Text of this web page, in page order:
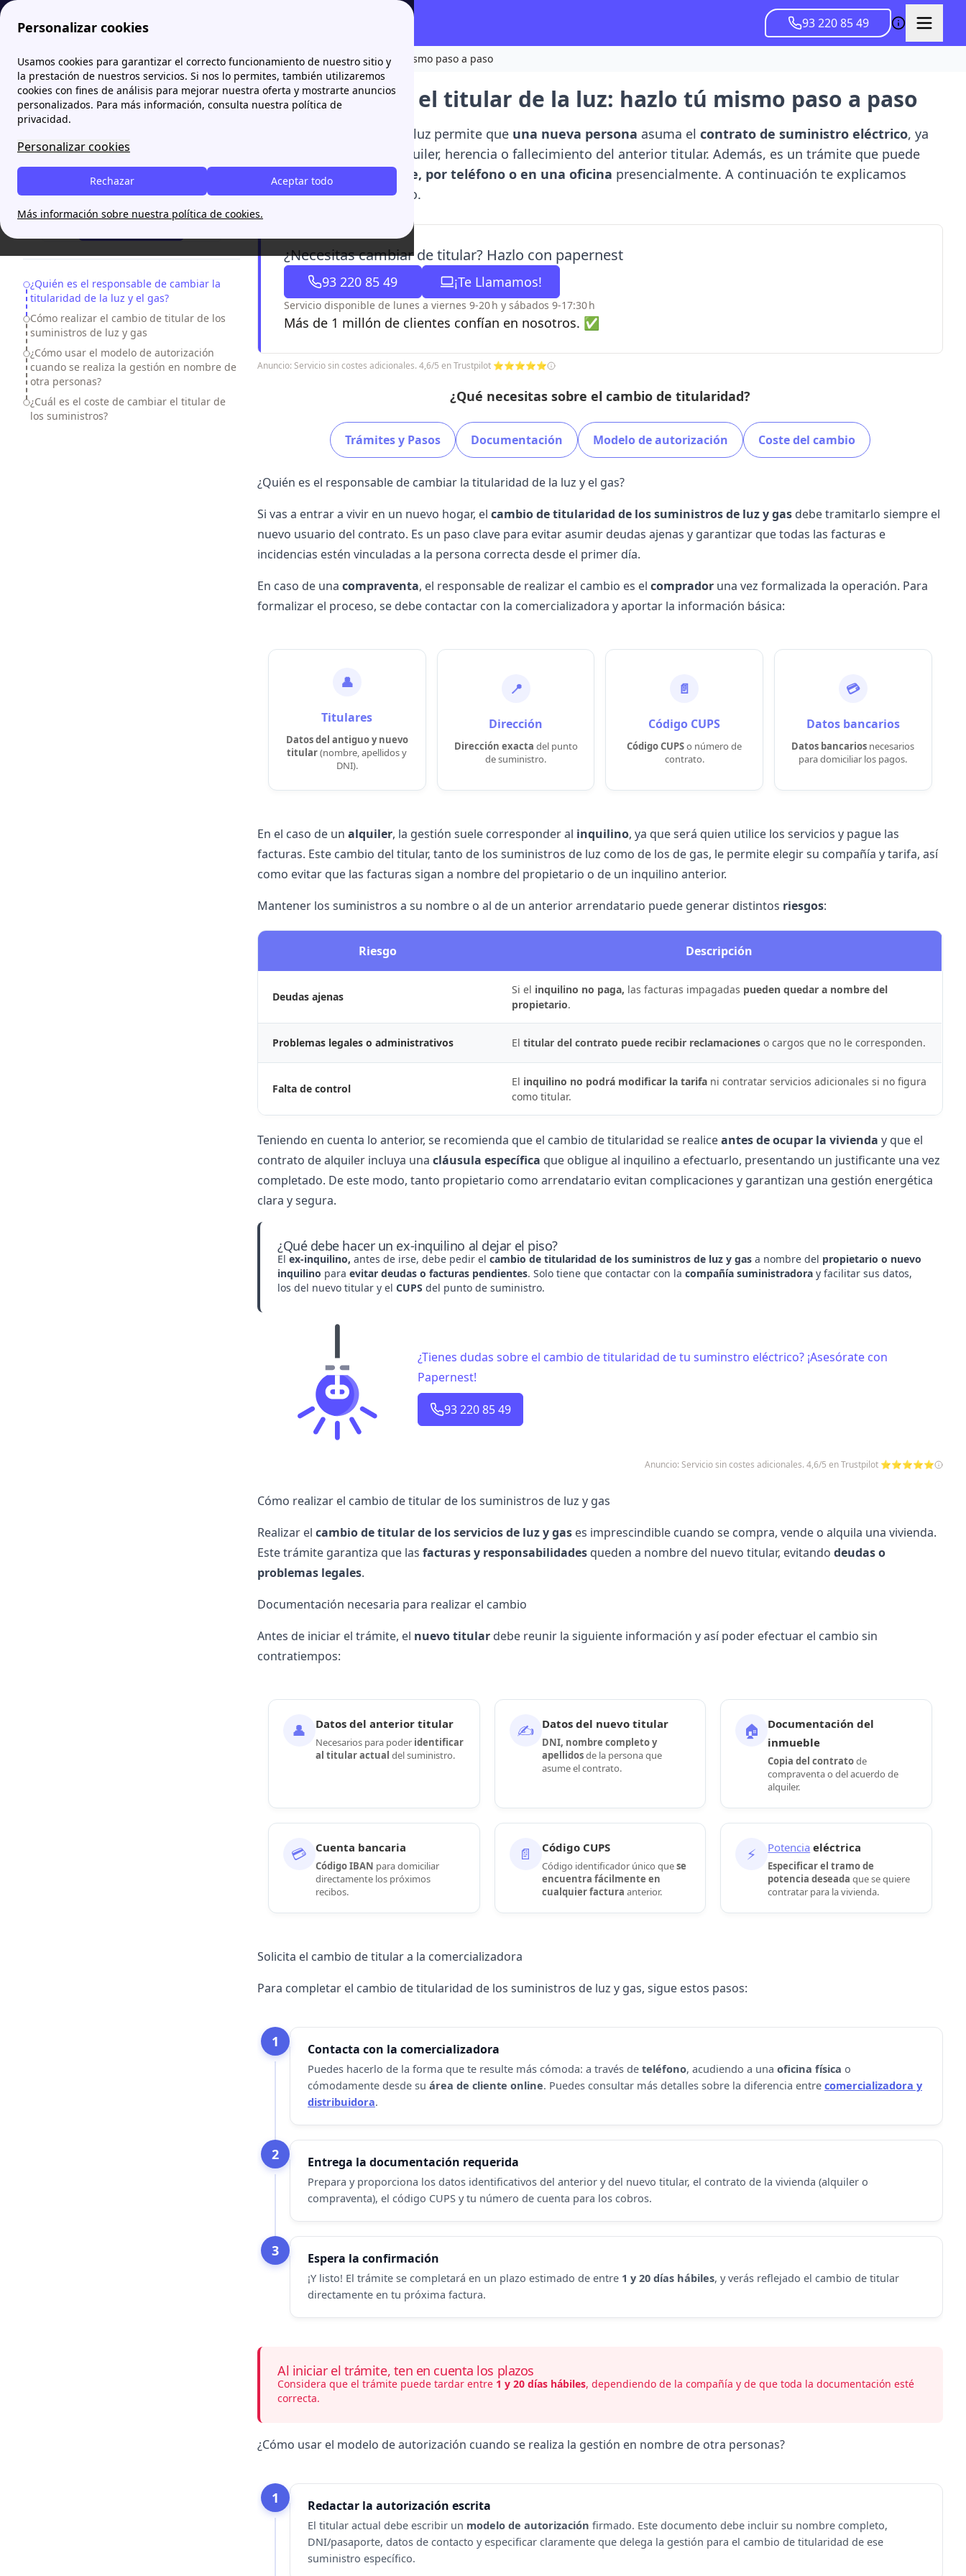
Personalizar cookies
Usamos cookies para garantizar el correcto funcionamiento de nuestro sitio y
la prestación de nuestros servicios. Si nos lo permites, también utilizaremos
cookies con fines de análisis para mejorar nuestra oferta y mostrarte anuncios
personalizados. Para más información, consulta nuestra política de
privacidad.
Personalizar cookies
Aceptar todo
Rechazar
Más información sobre nuestra política de cookies.
93 220 85 49
Papernest.es Trámites Luz y Gas Cómo cambiar el titular de la luz: hazlo tú mismo paso a paso
¿Necesitas ayuda?
Table of Contents
¿Quién es el responsable de cambiar la
titularidad de la luz y el gas?
Cómo realizar el cambio de titular de los
suministros de luz y gas
¿Cómo usar el modelo de autorización
cuando se realiza la gestión en nombre de
otra personas?
¿Cuál es el coste de cambiar el titular de
los suministros?
Cómo cambiar el titular de la luz: hazlo tú mismo paso a paso
El cambio de titular de la luz permite que una nueva persona asuma el contrato de suministro eléctrico, ya
sea por compraventa, alquiler, herencia o fallecimiento del anterior titular. Además, es un trámite que puede
realizarse de forma
online, por teléfono o en una oficina presencialmente. A continuación te explicamos
como hacerlo paso a paso.
¿Necesitas cambiar de titular? Hazlo con papernest
93 220 85 49 ¡Te Llamamos!
Servicio disponible de lunes a viernes 9-20 h y sábados 9-17:30 h
Más de 1 millón de clientes confían en nosotros. ✅
Anuncio: Servicio sin costes adicionales. 4,6/5 en Trustpilot ⭐⭐⭐⭐⭐
¿Qué necesitas sobre el cambio de titularidad?
Trámites y Pasos Documentación Modelo de autorización Coste del cambio
¿Quién es el responsable de cambiar la titularidad de la luz y el gas?
Si vas a entrar a vivir en un nuevo hogar, el cambio de titularidad de los suministros de luz y gas debe tramitarlo siempre el
nuevo usuario del contrato. Es un paso clave para evitar asumir deudas ajenas y garantizar que todas las facturas e
incidencias estén vinculadas a la persona correcta desde el primer día.
En caso de una compraventa, el responsable de realizar el cambio es el compradoruna vez formalizada la operación. Para
formalizar el proceso, se debe contactar con la comercializadora y aportar la información básica:
👤
Titulares
Datos del antiguo y nuevo
titular(nombre, apellidos y
DNI).
📍
Dirección
Dirección exacta del punto
de suministro.
📄
Código CUPS
CódigoCUPSo número de
contrato.
💳
Datos bancarios
Datos bancarios necesarios
para domiciliar los pagos.
En el caso de un alquiler, la gestión suele corresponder al inquilino, ya que será quien utilice los servicios y pague las
facturas. Este cambio del titular, tanto de los suministros de luz como de los de gas, le permite elegir su compañía y tarifa, así
como evitar que las facturas sigan a nombre del propietario o de un inquilino anterior.
Mantener los suministros a su nombre o al de un anterior arrendatario puede generar distintos riesgos:
Riesgo Descripción
Deudas ajenas
Si el inquilino no paga, las facturas impagadas pueden quedar a nombre del
propietario.
Problemas legales o administrativos El titular del contrato puede recibir reclamacioneso cargos que no le corresponden.
Falta de control
El inquilino no podrá modificar la tarifani contratar servicios adicionales si no figura
como titular.
Teniendo en cuenta lo anterior, se recomienda que el cambio de titularidad se realiceantes de ocupar la vivienda y que el
contrato de alquiler incluya una cláusula específica que obligue al inquilino a efectuarlo, presentando un justificante una vez
completado. De este modo, tanto propietario como arrendatario evitan complicaciones y garantizan una gestión energética
clara y segura.
¿Qué debe hacer un ex-inquilino al dejar el piso?
El ex-inquilino, antes de irse, debe pedir el cambio de titularidad de los suministros de luz y gasa nombre del propietario o nuevo
inquilino para evitar deudas o facturas pendientes. Solo tiene que contactar con la compañía suministradoray facilitar sus datos,
los del nuevo titular y el CUPS del punto de suministro.
¿Tienes dudas sobre el cambio de titularidad de tu suminstro eléctrico? ¡Asesórate con
Papernest!
93 220 85 49
Anuncio: Servicio sin costes adicionales. 4,6/5 en Trustpilot ⭐⭐⭐⭐⭐
Cómo realizar el cambio de titular de los suministros de luz y gas
Realizar el cambio de titular de los servicios de luz y gases imprescindible cuando se compra, vende o alquila una vivienda.
Este trámite garantiza que las facturasy responsabilidadesqueden a nombre del nuevo titular, evitando deudas o
problemas legales.
Documentación necesaria para realizar el cambio
Antes de iniciar el trámite, el nuevo titulardebe reunir la siguiente información y así poder efectuar el cambio sin
contratiempos:
👤 Datos del anterior titular
Necesarios para poder identificar
al titular actual del suministro.
✍️ Datos del nuevo titular
DNI, nombre completo y
apellidosde la persona que
asume el contrato.
🏠
Documentación del
inmueble
Copia del contratode
compraventa o del acuerdo de
alquiler.
💳 Cuenta bancaria
Código IBAN para domiciliar
directamente los próximos
recibos.
📄 Código CUPS
Código identificador único quese
encuentra fácilmente en
cualquier factura anterior.
⚡ Potencia eléctrica
Especificar el tramo de
potencia deseada que se quiere
contratar para la vivienda.
Solicita el cambio de titular a la comercializadora
Para completar el cambio de titularidad de los suministros de luz y gas, sigue estos pasos:
1 Contacta con la comercializadora
Puedes hacerlo de la forma que te resulte más cómoda: a través de teléfono, acudiendo a una oficina física o
cómodamente desde su área de cliente online. Puedes consultar más detalles sobre la diferencia entre comercializadora y
distribuidora.
2 Entrega la documentación requerida
Prepara y proporciona los datos identificativos del anterior y del nuevo titular, el contrato de la vivienda (alquiler o
compraventa), el código CUPS y tu número de cuenta para los cobros.
3 Espera la confirmación
¡Y listo! El trámite se completará en un plazo estimado de entre 1 y 20 días hábiles, y verás reflejado el cambio de titular
directamente en tu próxima factura.
Al iniciar el trámite, ten en cuenta los plazos
Considera que el trámite puede tardar entre 1 y 20 días hábiles, dependiendo de la compañía y de que toda la documentación esté
correcta.
¿Cómo usar el modelo de autorización cuando se realiza la gestión en nombre de otra personas?
1 Redactar la autorización escrita
El titular actual debe escribir un modelo de autorización firmado. Este documento debe incluir su nombre completo,
DNI/pasaporte, datos de contacto y especificar claramente que delega la gestión para el cambio de titularidad de ese
suministro específico.